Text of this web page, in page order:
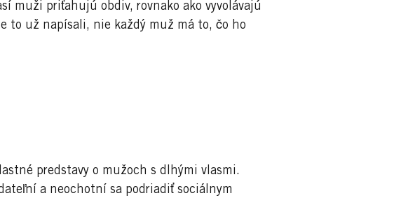
muži priťahujú obdiv, rovnako ako vyvolávajú
to už napísali, nie každý muž má to, čo ho
predstavy o mužoch s dlhými vlasmi.
a neochotní sa podriadiť sociálnym